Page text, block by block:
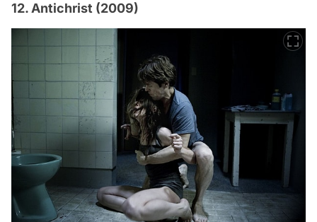
12. Antichrist (2009)